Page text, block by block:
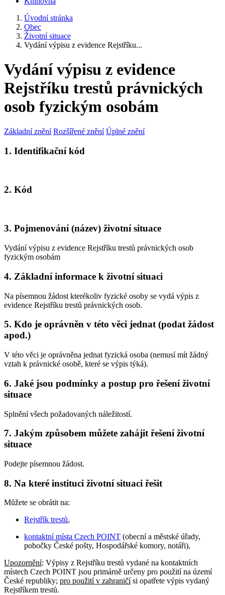
Úvodní stránka
Obec
Životní situace
Vydání výpisu z evidence Rejstříku...
Vydání výpisu z evidence
Rejstříku trestů právnických
osob fyzickým osobám
Základní znění Rozšířené znění Úplné znění
1. Identifikační kód
2. Kód
3. Pojmenování (název) životní situace
Vydání výpisu z evidence Rejstříku trestů právnických osob
fyzickým osobám
4. Základní informace k životní situaci
Na písemnou žádost kterékoliv fyzické osoby se vydá výpis z
evidence Rejstříku trestů právnických osob.
5. Kdo je oprávněn v této věci jednat (podat žádost
apod.)
V této věci je oprávněna jednat fyzická osoba (nemusí mít žádný
vztah k právnické osobě, které se výpis týká).
6. Jaké jsou podmínky a postup pro řešení životní
situace
Splnění všech požadovaných náležitostí.
7. Jakým způsobem můžete zahájit řešení životní
situace
Podejte písemnou žádost.
8. Na které instituci životní situaci řešit
Můžete se obrátit na:
Rejstřík trestů,
kontaktní místa Czech POINT (obecní a městské úřady,
pobočky České pošty, Hospodářské komory, notáři),
Upozornění: Výpisy z Rejstříku trestů vydané na kontaktních
místech Czech POINT jsou primárně určeny pro použití na území
České republiky; pro použití v zahraničísi opatřete výpis vydaný
Rejstříkem trestů.